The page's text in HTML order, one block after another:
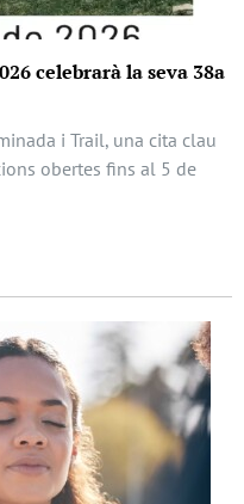
celebrarà la seva 38a
i Trail, una cita clau
obertes fins al 5 de